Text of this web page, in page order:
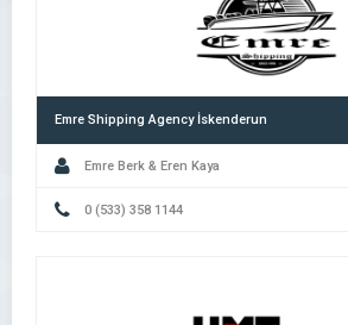
Emre Shipping Agency İskenderun
Emre Berk & Eren Kaya
0 (533) 358 1144